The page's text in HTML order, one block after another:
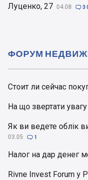
Луценко, 27 04.08  3
Стоит ли сейчас
На що звертати
Як ви ведете облік
03.05  1
Налог на дар
Rivne Invest Forum у
ФОРУМ